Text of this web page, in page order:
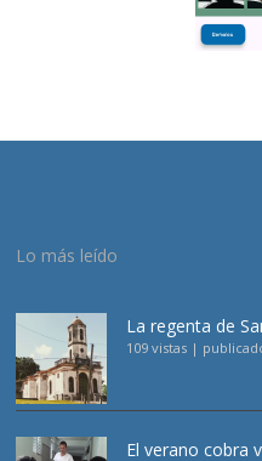
Lo más leído
La regenta de
109 vistas |
El verano cobra